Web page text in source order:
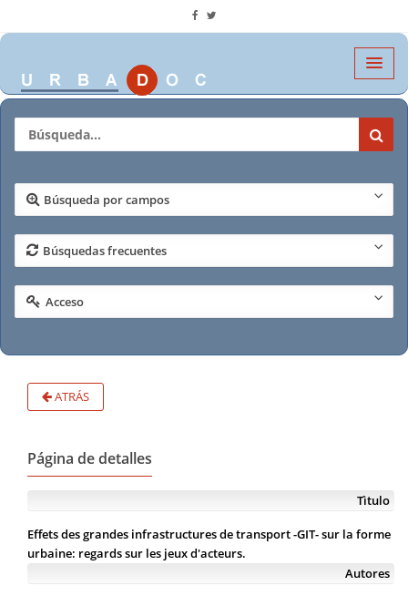
Búsqueda por campos
Búsquedas frecuentes
Acceso
ATRÁS
Página de detalles
Tìtulo
Effets des grandes infrastructures de transport -GIT- sur la forme
urbaine: regards sur les jeux d'acteurs.
Autores